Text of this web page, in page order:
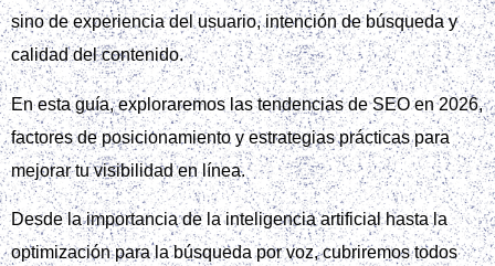
sino de experiencia del usuario, intención de búsqueda y
calidad del contenido.
En esta guía, exploraremos las tendencias de SEO en 2026,
factores de posicionamiento y estrategias prácticas para
mejorar tu visibilidad en línea.
Desde la importancia de la inteligencia artificial hasta la
optimización para la búsqueda por voz, cubriremos todos